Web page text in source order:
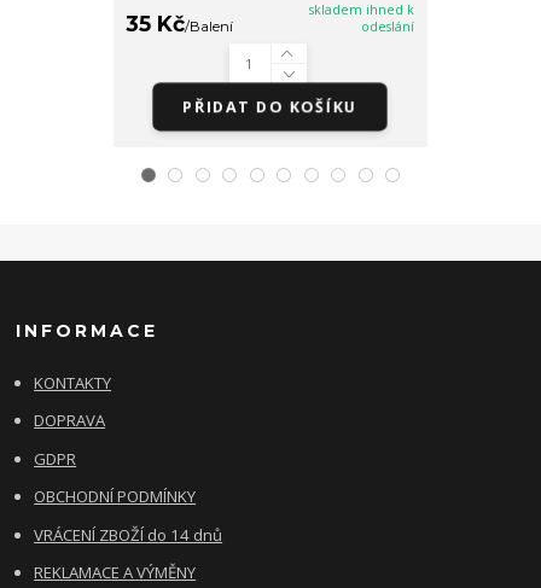
35 Kč/Balení
skladem ihned k
odeslání
PŘIDAT DO KOŠÍKU
INFORMACE
KONTAKTY
DOPRAVA
GDPR
OBCHODNÍ PODMÍNKY
VRÁCENÍ ZBOŽÍ do 14 dnů
REKLAMACE A VÝMĚNY